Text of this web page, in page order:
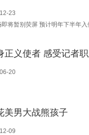
23
即将暂别荧屏 预计明年下半年入
正义使者 感受记者
20
美男大战熊孩子
09